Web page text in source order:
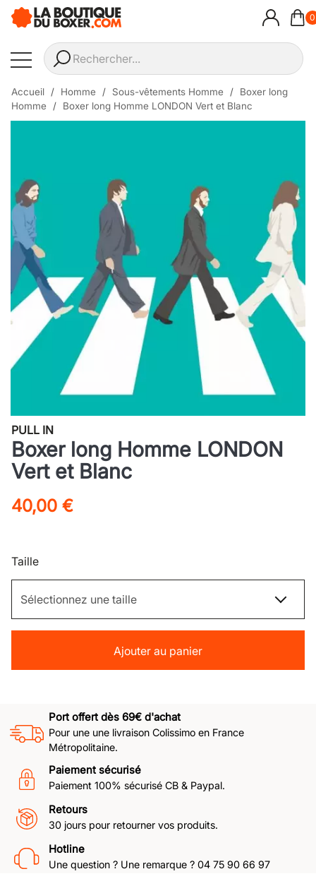
0
Accueil Homme Sous-vêtements Homme
Boxer long
Homme
Boxer long Homme LONDON Vert et Blanc
PULL IN
Boxer long Homme LONDON
Vert et Blanc
40,00 €
Taille
Ajouter au panier
Port offert dès 69€ d'achat
Pour une une livraison Colissimo en France
Métropolitaine.
Paiement sécurisé
Paiement 100% sécurisé CB & Paypal.
Retours
30 jours pour retourner vos produits.
Hotline
Une question ? Une remarque ? 04 75 90 66 97